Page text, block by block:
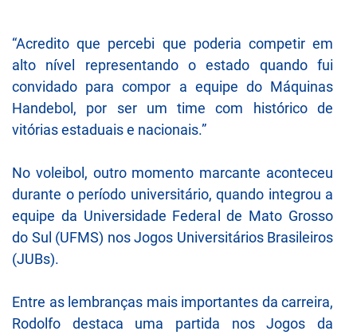
“Acredito que percebi que poderia competir em
alto nível representando o estado quando fui
convidado para compor a equipe do Máquinas
Handebol, por ser um time com histórico de
vitórias estaduais e nacionais.”
No voleibol, outro momento marcante aconteceu
durante o período universitário, quando integrou a
equipe da Universidade Federal de Mato Grosso
do Sul (UFMS) nos Jogos Universitários Brasileiros
(JUBs).
Entre as lembranças mais importantes da carreira,
Rodolfo destaca uma partida nos Jogos da